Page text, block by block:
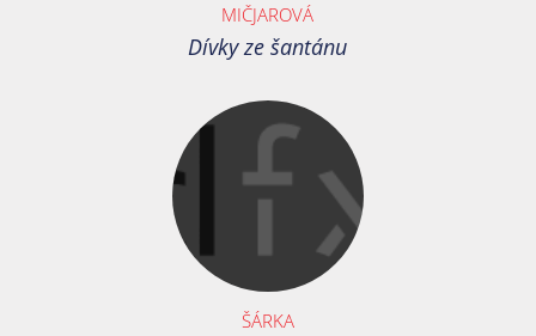
MIČJAROVÁ
Dívky ze šantánu
ŠÁRKA